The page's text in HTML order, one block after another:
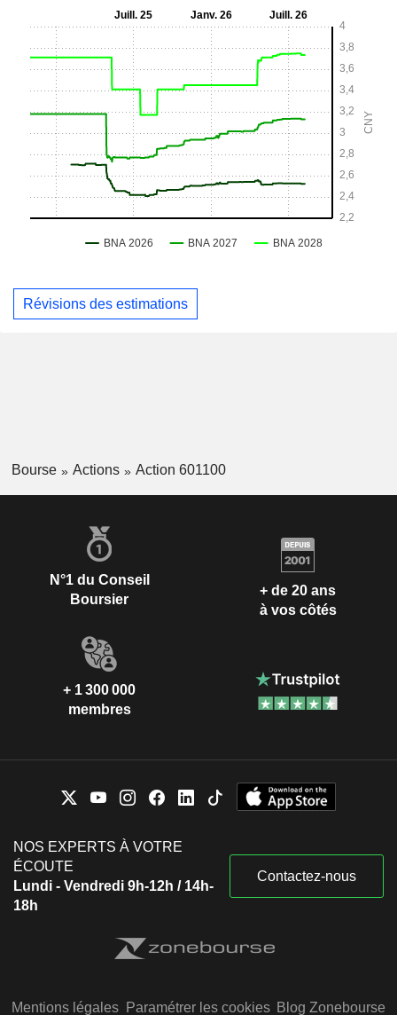
Révisions des estimations
Bourse Actions Action 601100
N°1 du Conseil
Boursier
+ de 20 ans
à vos côtés
+ 1 300 000
membres
NOS EXPERTS À VOTRE
ÉCOUTE
Lundi - Vendredi 9h-12h / 14h-
18h
Contactez-nous
Mentions légales Paramétrer les cookies Blog Zonebourse